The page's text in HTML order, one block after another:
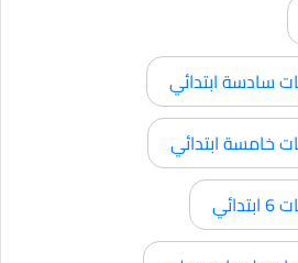
سادسة ابتدائي
خامسة ابتدائي